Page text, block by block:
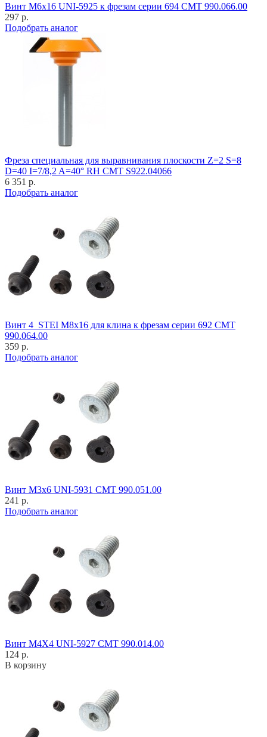
Винт M6x16 UNI-5925 к фрезам серии 694 CMT 990.066.00
297 р.
Подобрать аналог
Фреза специальная для выравнивания плоскости Z=2 S=8
D=40 I=7/8,2 A=40° RH CMT S922.04066
6 351 р.
Подобрать аналог
Винт 4_STEI M8x16 для клина к фрезам серии 692 CMT
990.064.00
359 р.
Подобрать аналог
Винт M3x6 UNI-5931 CMT 990.051.00
241 р.
Подобрать аналог
Винт M4X4 UNI-5927 CMT 990.014.00
124 р.
В корзину